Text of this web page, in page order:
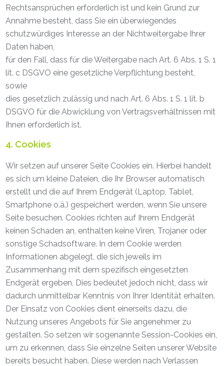
Rechtsansprüchen erforderlich ist und kein Grund zur
Annahme besteht, dass Sie ein überwiegendes
schutzwürdiges Interesse an der Nichtweitergabe Ihrer
Daten haben,
für den Fall, dass für die Weitergabe nach Art. 6 Abs. 1 S. 1
lit. c DSGVO eine gesetzliche Verpflichtung besteht,
sowie
dies gesetzlich zulässig und nach Art. 6 Abs. 1 S. 1 lit. b
DSGVO für die Abwicklung von Vertragsverhältnissen mit
Ihnen erforderlich ist.
4. Cookies
Wir setzen auf unserer Seite Cookies ein. Hierbei handelt
es sich um kleine Dateien, die Ihr Browser automatisch
erstellt und die auf Ihrem Endgerät (Laptop, Tablet,
Smartphone o.ä.) gespeichert werden, wenn Sie unsere
Seite besuchen. Cookies richten auf Ihrem Endgerät
keinen Schaden an, enthalten keine Viren, Trojaner oder
sonstige Schadsoftware. In dem Cookie werden
Informationen abgelegt, die sich jeweils im
Zusammenhang mit dem spezifisch eingesetzten
Endgerät ergeben. Dies bedeutet jedoch nicht, dass wir
dadurch unmittelbar Kenntnis von Ihrer Identität erhalten.
Der Einsatz von Cookies dient einerseits dazu, die
Nutzung unseres Angebots für Sie angenehmer zu
gestalten. So setzen wir sogenannte Session-Cookies ein,
um zu erkennen, dass Sie einzelne Seiten unserer Website
bereits besucht haben. Diese werden nach Verlassen